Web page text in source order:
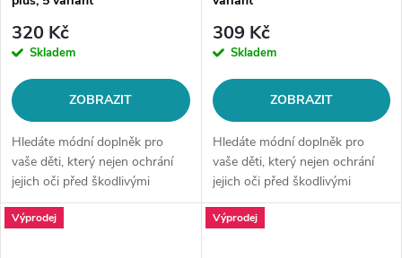
320 Kč
Skladem
ZOBRAZIT
Hledáte módní doplněk pro
vaše děti, který nejen ochrání
jejich oči před škodlivými
paprsky slunce, ale bude také
skvěle vypadat? Pak jste na
309 Kč
Skladem
ZOBRAZIT
Hledáte módní doplněk pro
vaše děti, který nejen ochrání
jejich oči před škodlivými
paprsky slunce, ale bude také
skvěle vypadat? Pak jste na
Výprodej Výprodej